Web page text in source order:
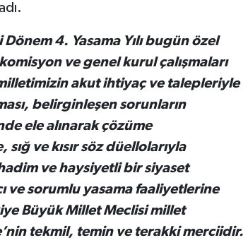
4. Yasama Yılı bugün özel
ve genel kurul çalışmaları
akut ihtiyaç ve talepleriyle
belirginleşen sorunların
ele alınarak çözüme
ve kısır söz düellolarıyla
ve haysiyetli bir siyaset
ve sorumlu yasama faaliyetlerine
Büyük Millet Meclisi millet
tekmil, temin ve terakki merciidir.